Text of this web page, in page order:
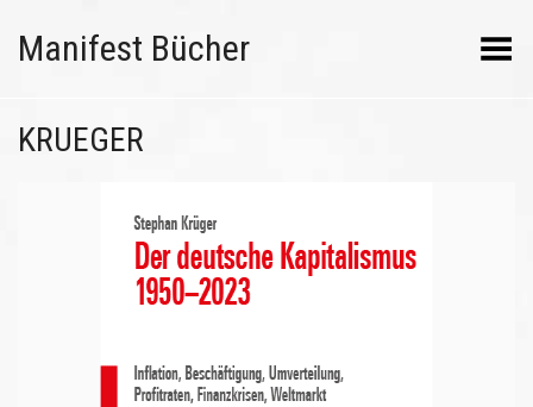
Manifest Bücher Menü umschalten
KRUEGER